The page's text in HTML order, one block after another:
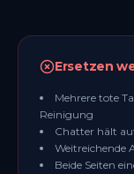
Ersetzen
Mehrere tote
Reinigung
Chatter hält
Weitreichende
Beide Seiten